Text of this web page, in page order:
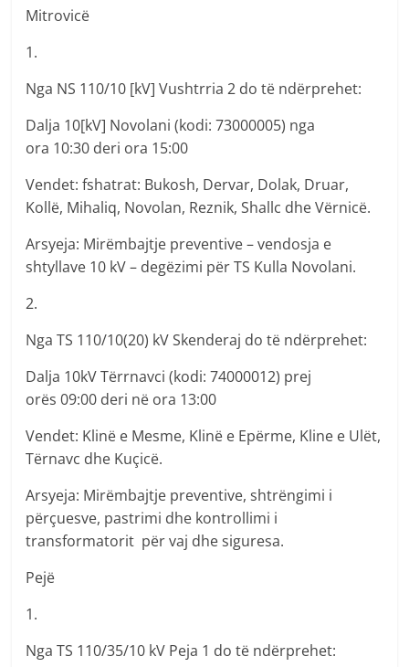
Mitrovicë
1.
Nga NS 110/10 [kV] Vushtrria 2 do të ndërprehet:
Dalja 10[kV] Novolani (kodi: 73000005) nga
ora 10:30 deri ora 15:00
Vendet: fshatrat: Bukosh, Dervar, Dolak, Druar,
Kollë, Mihaliq, Novolan, Reznik, Shallc dhe Vërnicë.
Arsyeja: Mirëmbajtje preventive – vendosja e
shtyllave 10 kV – degëzimi për TS Kulla Novolani.
2.
Nga TS 110/10(20) kV Skenderaj do të ndërprehet:
Dalja 10kV Tërrnavci (kodi: 74000012) prej
orës 09:00 deri në ora 13:00
Vendet: Klinë e Mesme, Klinë e Epërme, Kline e Ulët,
Tërnavc dhe Kuçicë.
Arsyeja: Mirëmbajtje preventive, shtrëngimi i
përçuesve, pastrimi dhe kontrollimi i
transformatorit për vaj dhe siguresa.
Pejë
1.
Nga TS 110/35/10 kV Peja 1 do të ndërprehet: